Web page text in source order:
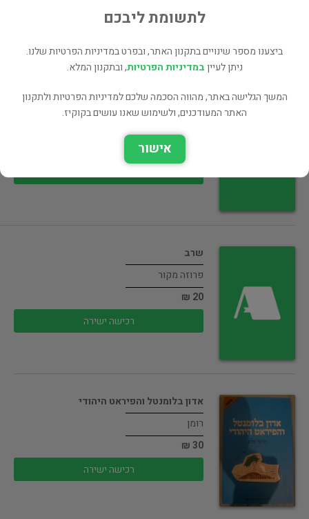
רכישה ישירה
למה זה קורה לי
שרב
פרוזה מקור
20 ₪
רכישה ישירה
אדון בלומנטל והפיראט היהודי
רומן
30 ₪
רכישה ישירה
לתשומת ליבכם
ביצענו מספר שינויים בתקנון האתר, ובפרט במדיניות הפרטיות שלנו.
ניתן לעייןבמדיניות הפרטיות, ובתקנון המלא.
המשך הגלישה באתר, מהווה הסכמה שלכם למדיניות הפרטיות ולתקנון
האתר המעודכנים, ולשימוש שאנו עושים בקוקיז.
אישור